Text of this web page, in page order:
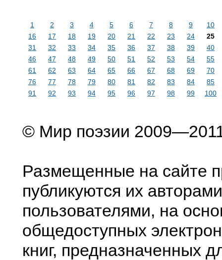
1 2 3 4 5 6 7 8 9
10
16
17 18 19 20 21 22 23 24
25
31
32 33 34 35 36 37 38 39
40
46
47 48 49 50 51 52 53 54
55
61
62 63 64 65 66 67 68 69
70
76
77 78 79 80 81 82 83 84
85
91
92 93 94 95 96 97 98 99 100
© Мир поэзии
Размещенные на сайте
публикуются их
пользователями, на
общедоступных
книг, предназначенных